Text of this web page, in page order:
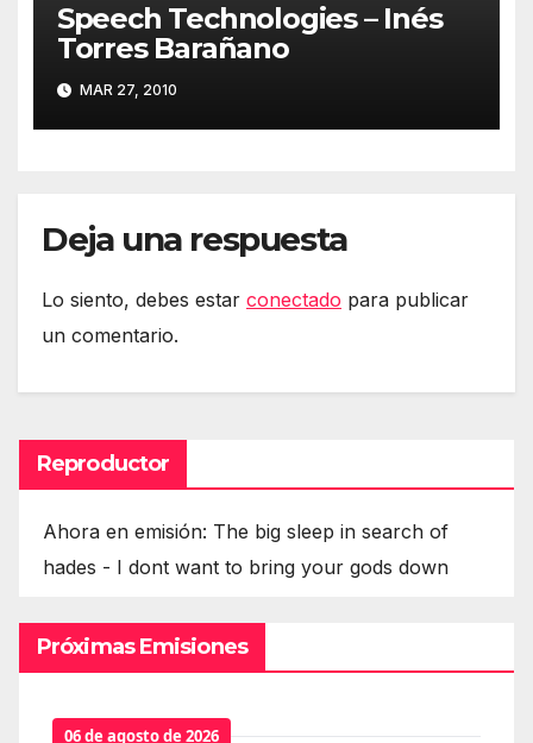
Speech Technologies – Inés
Torres Barañano
MAR 27, 2010
Deja una respuesta
Lo siento, debes estar conectado para publicar
un comentario.
Reproductor
Ahora en emisión: The big sleep in search of
hades - I dont want to bring your gods down
Próximas Emisiones